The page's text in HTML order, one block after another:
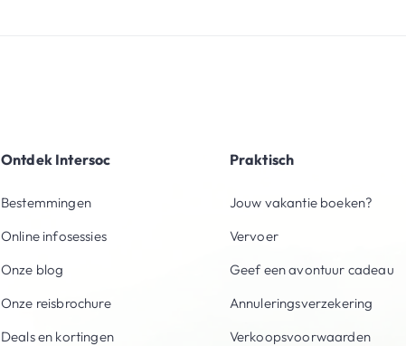
Ontdek Intersoc
Bestemmingen
Online infosessies
Onze blog
Onze reisbrochure
Deals en kortingen
Praktisch
Jouw vakantie boeken?
Vervoer
Geef een avontuur cadeau
Annuleringsverzekering
Verkoopsvoorwaarden